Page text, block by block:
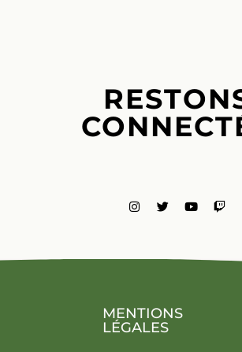
MENTIONS
LÉGALES